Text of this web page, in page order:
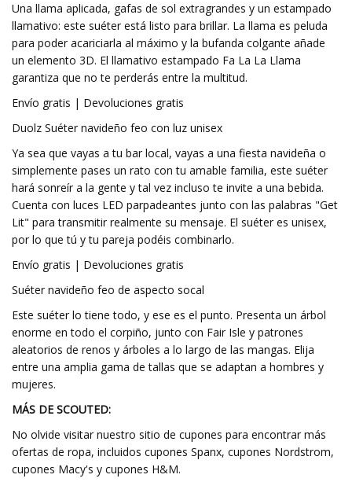
Una llama aplicada, gafas de sol extragrandes y un estampado
llamativo: este suéter está listo para brillar. La llama es peluda
para poder acariciarla al máximo y la bufanda colgante añade
un elemento 3D. El llamativo estampado Fa La La Llama
garantiza que no te perderás entre la multitud.
Envío gratis | Devoluciones gratis
Duolz Suéter navideño feo con luz unisex
Ya sea que vayas a tu bar local, vayas a una fiesta navideña o
simplemente pases un rato con tu amable familia, este suéter
hará sonreír a la gente y tal vez incluso te invite a una bebida.
Cuenta con luces LED parpadeantes junto con las palabras "Get
Lit" para transmitir realmente su mensaje. El suéter es unisex,
por lo que tú y tu pareja podéis combinarlo.
Envío gratis | Devoluciones gratis
Suéter navideño feo de aspecto socal
Este suéter lo tiene todo, y ese es el punto. Presenta un árbol
enorme en todo el corpiño, junto con Fair Isle y patrones
aleatorios de renos y árboles a lo largo de las mangas. Elija
entre una amplia gama de tallas que se adaptan a hombres y
mujeres.
MÁS DE SCOUTED:
No olvide visitar nuestro sitio de cupones para encontrar más
ofertas de ropa, incluidos cupones Spanx, cupones Nordstrom,
cupones Macy's y cupones H&M.